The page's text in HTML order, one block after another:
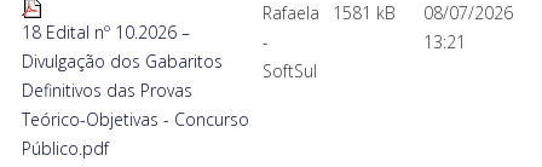
18 Edital nº 10.2026 –
Divulgação dos Gabaritos
Definitivos das Provas
Teórico-Objetivas - Concurso
Público.pdf
Rafaela
-
SoftSul
1581 kB
08/07/2026
13:21